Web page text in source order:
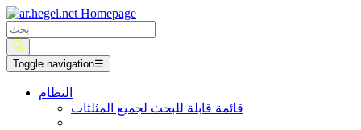
Toggle navigation☰
النظام
قائمة قابلة للبحث لجميع المثلثات